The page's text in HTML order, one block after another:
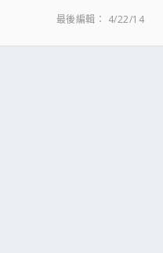
最後編輯： 4/22/14